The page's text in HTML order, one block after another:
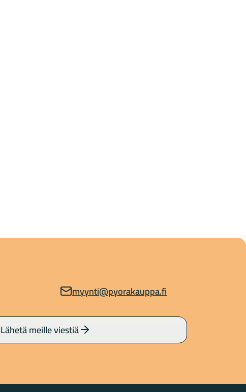
myynti@pyorakauppa.fi
Lähetä meille viestiä